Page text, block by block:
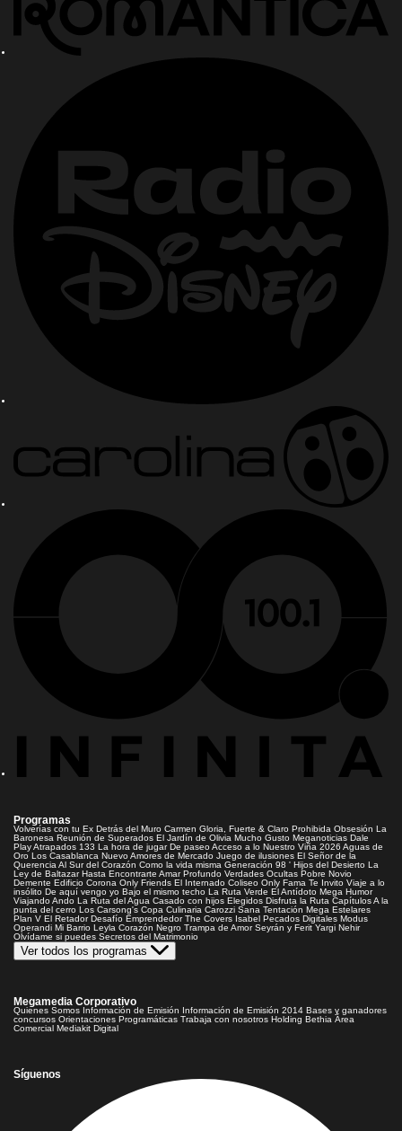
Programas
Volverías con tu Ex Detrás del Muro Carmen Gloria, Fuerte & Claro Prohibida Obsesión La
Baronesa Reunión de Superados El Jardín de Olivia Mucho Gusto Meganoticias Dale
PlayAtrapados 133 La hora de jugar De paseoAcceso a lo Nuestro Viña 2026 Aguas de
Oro Los Casablanca Nuevo Amores de Mercado Juego de ilusiones El Señor de la
Querencia Al Sur del Corazón Como la vida misma Generación 98 ' Hijos del Desierto La
Ley de Baltazar Hasta Encontrarte Amar Profundo Verdades Ocultas Pobre Novio
Demente Edificio Corona Only Friends El Internado Coliseo Only Fama Te Invito Viaje a lo
insólito De aquí vengo yo Bajo el mismo techo La Ruta Verde El Antídoto Mega Humor
Viajando Ando La Ruta del Agua Casado con hijos Elegidos Disfruta la Ruta CapítulosA la
punta del cerro Los Carsong's Copa Culinaria Carozzi Sana Tentación Mega Estelares
Plan V El Retador Desafío Emprendedor The Covers Isabel Pecados Digitales Modus
Operandi Mi Barrio Leyla Corazón Negro Trampa de Amor Seyrán y Ferit Yargi Nehir
Olvídame si puedes Secretos del Matrimonio
Ver todos los programas
Megamedia Corporativo
Quienes Somos Información de Emisión Información de Emisión 2014 Bases y ganadores
concursos Orientaciones Programáticas Trabaja con nosotros Holding Bethia Área
Comercial Mediakit Digital
Síguenos